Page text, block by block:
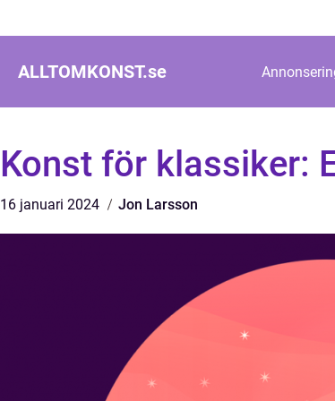
ALLTOMKONST.se
Konst för klassiker:
16 januari 2024 Jon Larsson